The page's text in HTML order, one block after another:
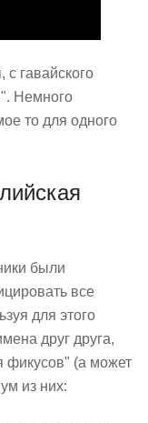
с гавайского
Немного
то для одного
были
все
для этого
друг друга,
фикусов" (а может
из них: